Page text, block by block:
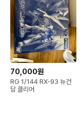
70,000원
RG 1/144 RX-93 뉴건
담 클리어